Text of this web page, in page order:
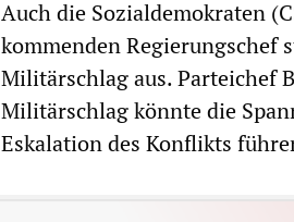
Auch die Sozialdemokraten
kommenden Regierungschef
Militärschlag aus. Parteichef
Militärschlag könnte die
Eskalation des Konflikts